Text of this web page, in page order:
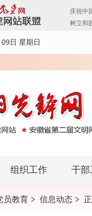
日 星期日
组织工作 干部
员教育 信息动态